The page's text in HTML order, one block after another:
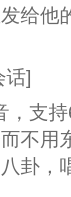
给他
话]
，支
不用
卦，